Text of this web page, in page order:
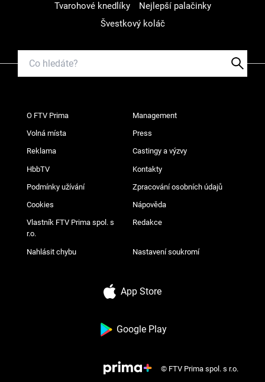
Tvarohové knedlíky
Nejlepší palačinky
Švestkový koláč
O FTV Prima Management
Volná místa Press
Reklama Castingy a výzvy
HbbTV Kontakty
Podmínky užívání Zpracování osobních údajů
Cookies Nápověda
Vlastník FTV Prima spol. s
r.o.
Redakce
Nahlásit chybu Nastavení soukromí
App Store
Google Play
© FTV Prima spol. s r.o.